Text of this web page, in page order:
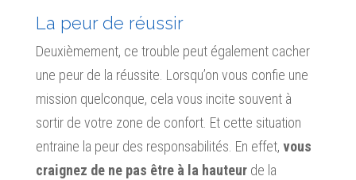
La peur de réussir
Deuxièmement, ce trouble peut également cacher
une peur de la réussite. Lorsqu’on vous confie une
mission quelconque, cela vous incite souvent à
sortir de votre zone de confort. Et cette situation
entraine la peur des responsabilités. En effet, vous
craignez de ne pas être à la hauteurde la